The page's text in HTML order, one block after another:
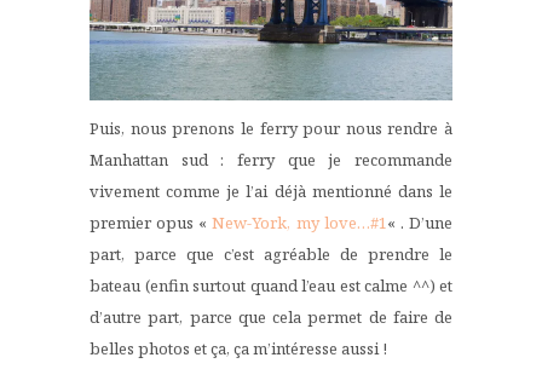
Puis, nous prenons le ferry pour nous rendre à
Manhattan sud : ferry que je recommande
vivement comme je l’ai déjà mentionné dans le
premier opus «New-York, my love…#1« . D’une
part, parce que c’est agréable de prendre le
bateau (enfin surtout quand l’eau est calme ^^) et
d’autre part, parce que cela permet de faire de
belles photos et ça, ça m’intéresse aussi !